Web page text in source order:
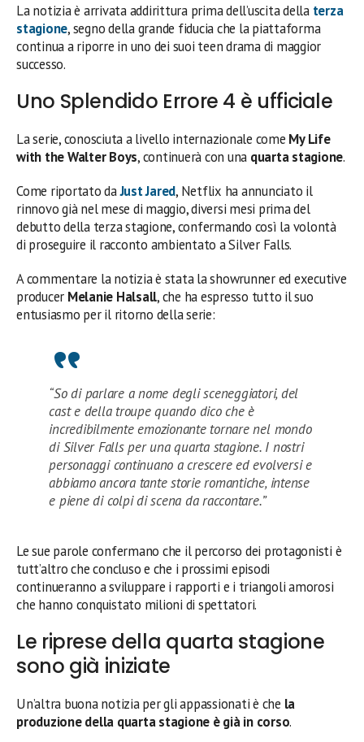
La notizia è arrivata addirittura prima dell’uscita della terza
stagione, segno della grande fiducia che la piattaforma
continua a riporre in uno dei suoi teen drama di maggior
successo.
Uno Splendido Errore 4 è ufficiale
La serie, conosciuta a livello internazionale come My Life
with the Walter Boys, continuerà con una quarta stagione.
Come riportato daJust Jared, Netflix ha annunciato il
rinnovo già nel mese di maggio, diversi mesi prima del
debutto della terza stagione, confermando così la volontà
di proseguire il racconto ambientato a Silver Falls.
A commentare la notizia è stata la showrunner ed executive
producer Melanie Halsall, che ha espresso tutto il suo
entusiasmo per il ritorno della serie:
“So di parlare a nome degli sceneggiatori, del
cast e della troupe quando dico che è
incredibilmente emozionante tornare nel mondo
di Silver Falls per una quarta stagione. I nostri
personaggi continuano a crescere ed evolversi e
abbiamo ancora tante storie romantiche, intense
e piene di colpi di scena da raccontare.”
Le sue parole confermano che il percorso dei protagonisti è
tutt’altro che concluso e che i prossimi episodi
continueranno a sviluppare i rapporti e i triangoli amorosi
che hanno conquistato milioni di spettatori.
Le riprese della quarta stagione
sono già iniziate
Un’altra buona notizia per gli appassionati è che la
produzione della quarta stagione è già in corso.